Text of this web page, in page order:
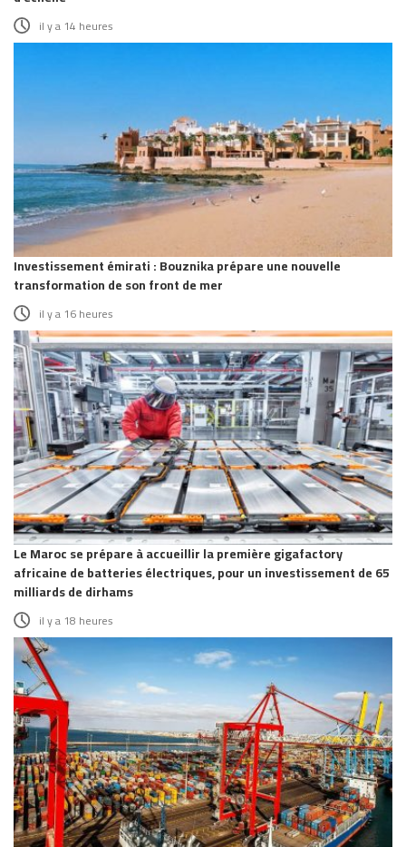
il y a 14 heures
Investissement émirati : Bouznika prépare une nouvelle
transformation de son front de mer
il y a 16 heures
Le Maroc se prépare à accueillir la première gigafactory
africaine de batteries électriques, pour un investissement de 65
milliards de dirhams
il y a 18 heures